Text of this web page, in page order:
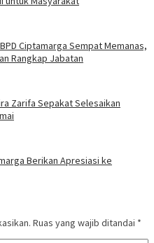
Ciptamarga Sempat Memanas,
Rangkap Jabatan
Zarifa Sepakat Selesaikan
Berikan Apresiasi ke
Ruas yang wajib ditandai *